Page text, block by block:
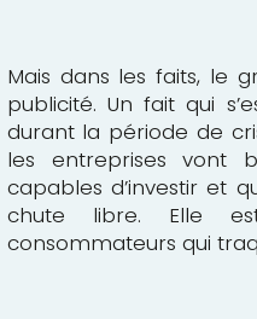
Mais dans les faits, le
publicité. Un fait qui
durant la période de
les entreprises vont
capables d’investir et
chute libre. Elle
consommateurs qui